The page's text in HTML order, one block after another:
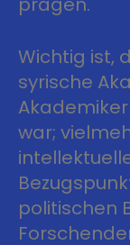
Wichtig ist,
syrische
war;
politischen